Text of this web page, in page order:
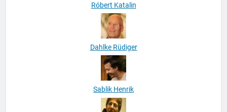
Róbert Katalin
Dahlke Rüdiger
Sablik Henrik